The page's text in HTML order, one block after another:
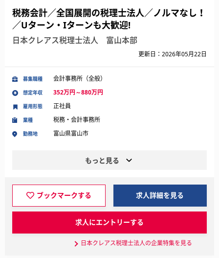
税務会計／全国展開の税理士法人／ノルマなし！
／Uターン・Iターンも大歓迎!
日本クレアス税理士法人 富山本部
更新日：2026年05月22日
募集職種 会計事務所（全般）
想定年収 352万円～880万円
業種 税務・会計事務所
勤務地 富山県富山市
雇用形態 正社員
もっと見る
ブックマークする 求人詳細を見る
求人にエントリーする
日本クレアス税理士法人の企業特集を見る